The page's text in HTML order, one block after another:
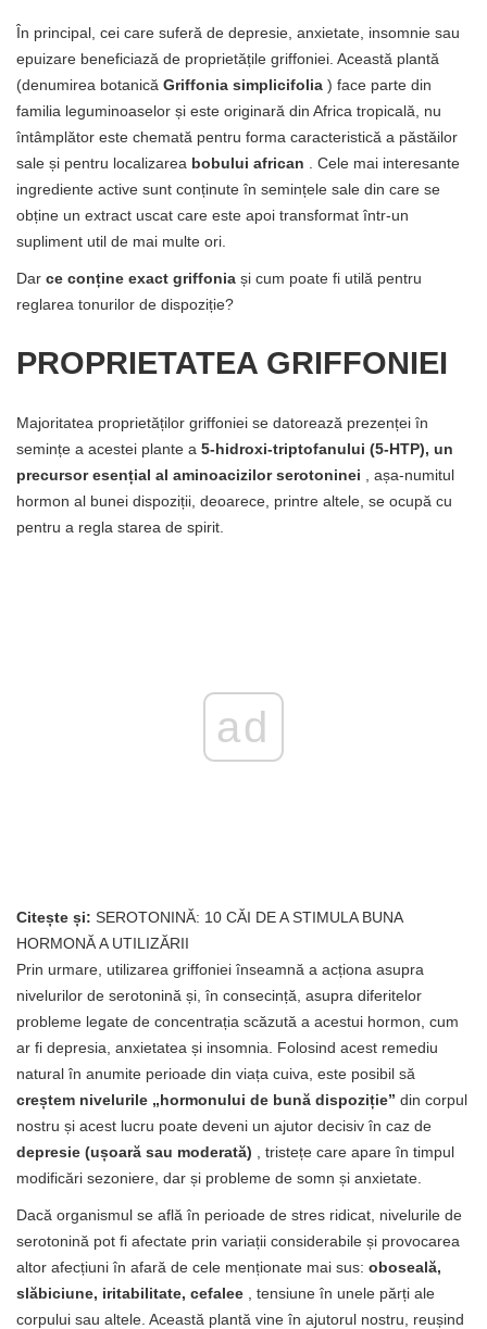
În principal, cei care suferă de depresie, anxietate, insomnie sau
epuizare beneficiază de proprietățile griffoniei. Această plantă
(denumirea botanică Griffonia simplicifolia ) face parte din
familia leguminoaselor și este originară din Africa tropicală, nu
întâmplător este chemată pentru forma caracteristică a păstăilor
sale și pentru localizarea bobului african . Cele mai interesante
ingrediente active sunt conținute în semințele sale din care se
obține un extract uscat care este apoi transformat într-un
supliment util de mai multe ori.
Dar ce conține exact griffonia și cum poate fi utilă pentru
reglarea tonurilor de dispoziție?
PROPRIETATEA GRIFFONIEI
Majoritatea proprietăților griffoniei se datorează prezenței în
semințe a acestei plante a 5-hidroxi-triptofanului (5-HTP), un
precursor esențial al aminoacizilor serotoninei , așa-numitul
hormon al bunei dispoziții, deoarece, printre altele, se ocupă cu
pentru a regla starea de spirit.
ad
Citește și: SEROTONINĂ: 10 CĂI DE A STIMULA BUNA
HORMONĂ A UTILIZĂRII
Prin urmare, utilizarea griffoniei înseamnă a acționa asupra
nivelurilor de serotonină și, în consecință, asupra diferitelor
probleme legate de concentrația scăzută a acestui hormon, cum
ar fi depresia, anxietatea și insomnia. Folosind acest remediu
natural în anumite perioade din viața cuiva, este posibil să
creștem nivelurile „hormonului de bună dispoziție” din corpul
nostru și acest lucru poate deveni un ajutor decisiv în caz de
depresie (ușoară sau moderată) , tristețe care apare în timpul
modificări sezoniere, dar și probleme de somn și anxietate.
Dacă organismul se află în perioade de stres ridicat, nivelurile de
serotonină pot fi afectate prin variații considerabile și provocarea
altor afecțiuni în afară de cele menționate mai sus: oboseală,
slăbiciune, iritabilitate, cefalee , tensiune în unele părți ale
corpului sau altele. Această plantă vine în ajutorul nostru, reușind